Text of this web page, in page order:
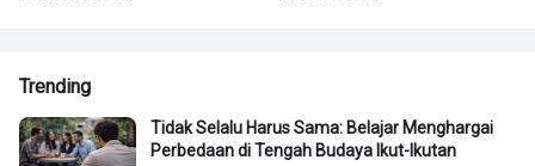
Trending
Tidak Selalu Harus Sama: Belajar Menghargai
Perbedaan di Tengah Budaya Ikut-Ikutan